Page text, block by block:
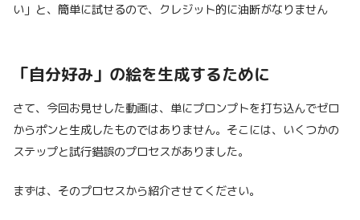
い」と、簡単に試せるので、クレジット的に油断がなりません
「自分好み」の絵を生成するために
さて、今回お見せした動画は、単にプロンプトを打ち込んでゼロ
からポンと生成したものではありません。そこには、いくつかの
ステップと試行錯誤のプロセスがありました。
まずは、そのプロセスから紹介させてください。